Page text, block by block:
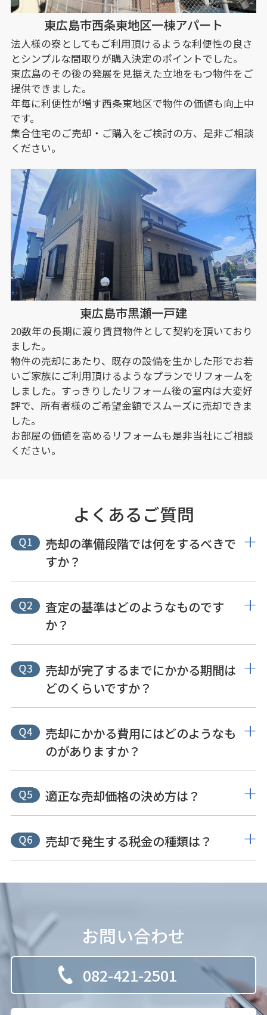
東広島市西条東地区一棟アパート
法人様の寮としてもご利用頂けるような利便性の良さ
とシンプルな間取りが購入決定のポイントでした。
東広島のその後の発展を見据えた立地をもつ物件をご
提供できました。
年毎に利便性が増す西条東地区で物件の価値も向上中
です。
集合住宅のご売却・ご購入をご検討の方、是非ご相談
ください。
東広島市黒瀬一戸建
20数年の長期に渡り賃貸物件として契約を頂いており
ました。
物件の売却にあたり、既存の設備を生かした形でお若
いご家族にご利用頂けるようなプランでリフォームを
しました。すっきりしたリフォーム後の室内は大変好
評で、所有者様のご希望金額でスムーズに売却できま
した。
お部屋の価値を高めるリフォームも是非当社にご相談
ください。
よくあるご質問
売却の準備段階では何をするべきで
すか？
査定の基準はどのようなものです
か？
売却が完了するまでにかかる期間は
どのくらいですか？
売却にかかる費用にはどのようなも
のがありますか？
適正な売却価格の決め方は？
売却で発生する税金の種類は？
お問い合わせ
082-421-2501